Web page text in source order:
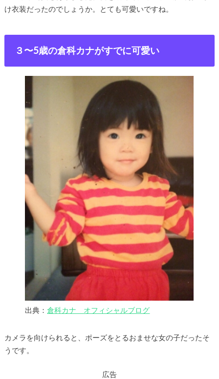
け衣装だったのでしょうか。とても可愛いですね。
３〜5歳の倉科カナがすでに可愛い
出典：倉科カナ オフィシャルブログ
カメラを向けられると、ポーズをとるおませな女の子だったそ
うです。
広告